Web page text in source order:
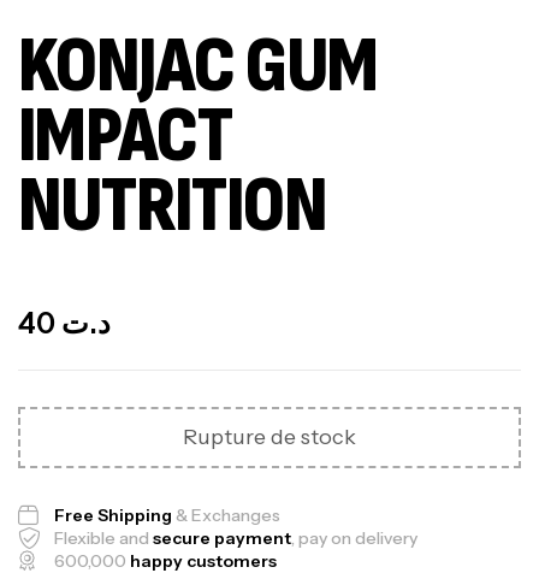
KONJAC GUM
IMPACT
NUTRITION
د.ت
Rupture de stock
Free Shipping & Exchanges
Flexible and secure payment, pay on delivery
600,000 happy customers